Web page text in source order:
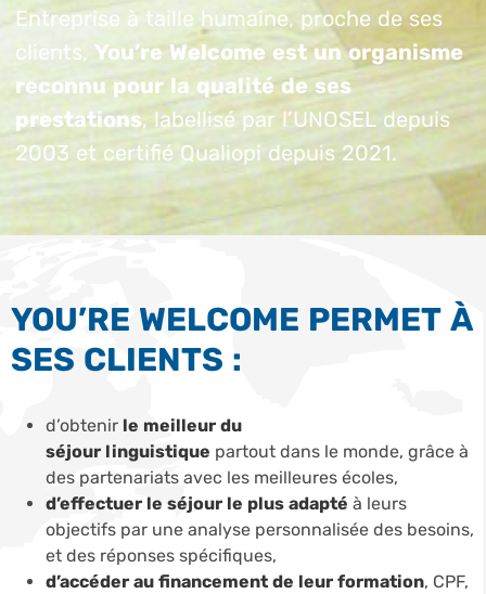
Entreprise à taille humaine, proche de ses
clients, You’re Welcome est un organisme
reconnu pour la qualité de ses
prestations, labellisé par l’UNOSEL depuis
2003 et certifié Qualiopi depuis 2021.
YOU’RE WELCOME PERMET À
SES CLIENTS :
d’obtenir le meilleur du
séjour linguistique partout dans le monde, grâce à
des partenariats avec les meilleures écoles,
d’effectuer le séjour le plus adapté à leurs
objectifs par une analyse personnalisée des besoins,
et des réponses spécifiques,
d’accéder au financement de leur formation, CPF,